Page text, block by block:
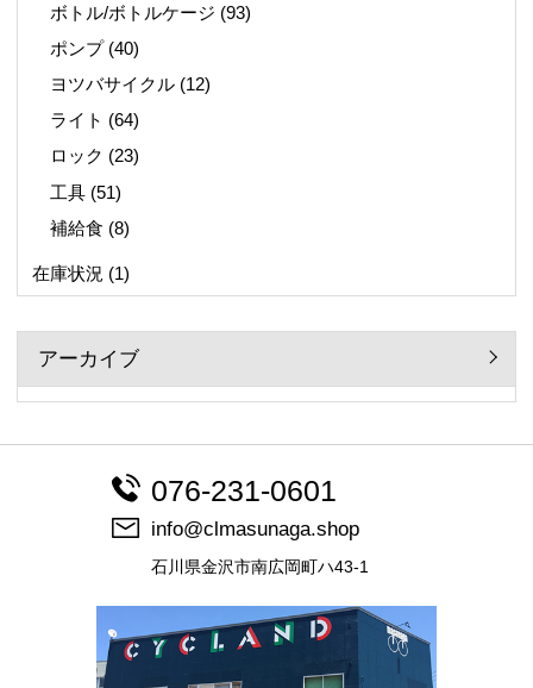
ボトル/ボトルケージ (93)
ポンプ(40)
ヨツバサイクル (12)
ライト (64)
ロック (23)
工具 (51)
補給食 (8)
在庫状況 (1)
アーカイブ
076-231-0601
info@clmasunaga.shop
石川県金沢市南広岡町ハ43-1